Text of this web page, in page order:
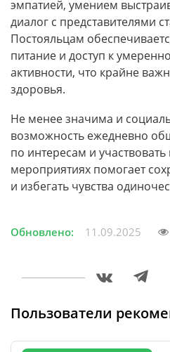
эмпатией, умением
диалог с представителями
Постояльцам
питание и доступ к
активности, что крайне
здоровья.
Не менее значима и
возможность ежедневно
по интересам и
мероприятиях помогает
и избегать чувства
Обновлено: 11.09.2025
Пользователи